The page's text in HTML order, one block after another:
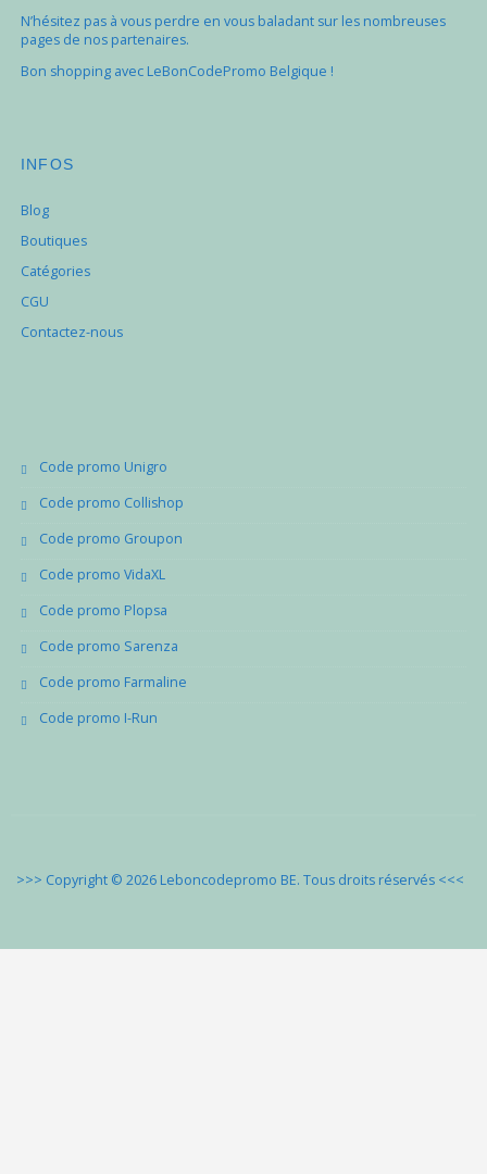
N’hésitez pas à vous perdre en vous baladant sur les nombreuses
pages de nos partenaires.
Bon shopping avec LeBonCodePromo Belgique !
INFOS
Blog
Boutiques
Catégories
CGU
Contactez-nous
Code promo Unigro
Code promo Collishop
Code promo Groupon
Code promo VidaXL
Code promo Plopsa
Code promo Sarenza
Code promo Farmaline
Code promo I-Run
>>> Copyright © 2026 Leboncodepromo BE. Tous droits réservés <<<